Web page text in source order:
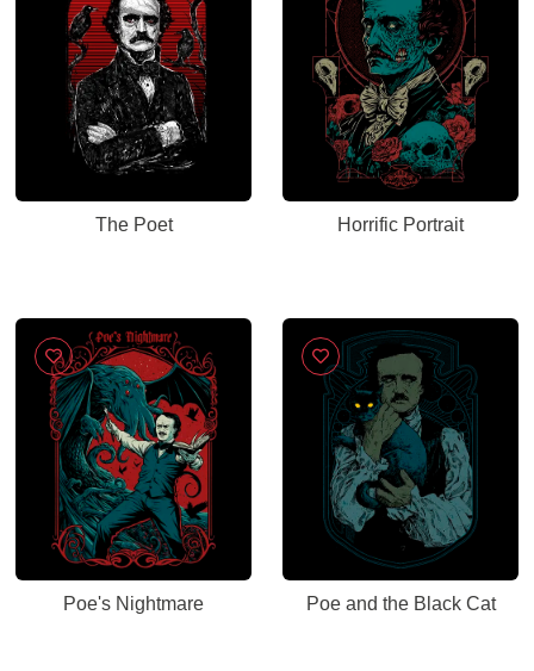
The Poet Horrific Portrait
Poe's Nightmare Poe and the Black Cat